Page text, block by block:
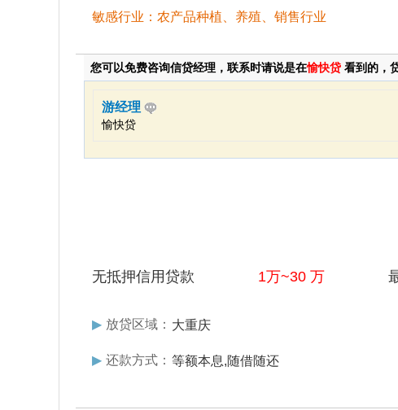
敏感行业：农产品种植、养殖、销售行业
您可以免费咨询信贷经理，联系时请说是在愉快贷 看到的，
游经理
愉快贷
无抵押信用贷款 1万~30 万
▶ 放贷区域： 大重庆
▶ 还款方式： 等额本息,随借随还